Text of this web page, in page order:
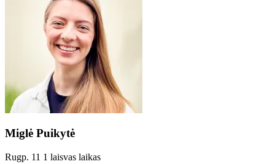
Miglė Puikytė
Rugp. 11 1 laisvas laikas